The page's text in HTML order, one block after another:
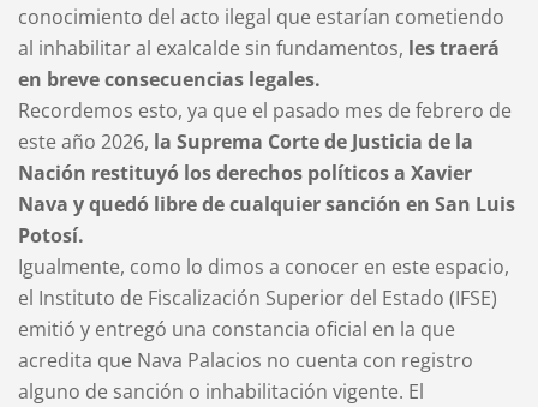
conocimiento del acto ilegal que estarían cometiendo
al inhabilitar al exalcalde sin fundamentos, les traerá
en breve consecuencias legales.
Recordemos esto, ya que el pasado mes de febrero de
este año 2026, la Suprema Corte de Justicia de la
Nación restituyó los derechos políticos a Xavier
Nava y quedó libre de cualquier sanción en San Luis
Potosí.
Igualmente, como lo dimos a conocer en este espacio,
el Instituto de Fiscalización Superior del Estado (IFSE)
emitió y entregó una constancia oficial en la que
acredita que Nava Palacios no cuenta con registro
alguno de sanción o inhabilitación vigente. El